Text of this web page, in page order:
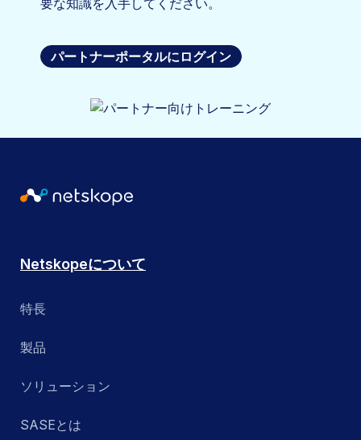
要な知識を入手してください。
パートナーポータルにログイン
Netskopeについて
特長
製品
ソリューション
SASEとは